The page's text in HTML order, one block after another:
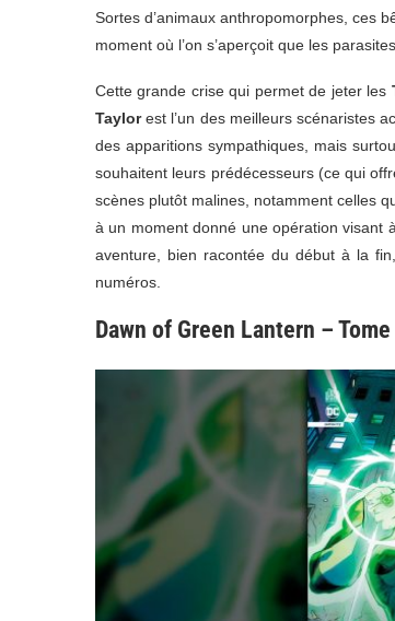
Sortes d’animaux anthropomorphes, ces
moment où l’on s’aperçoit que les
Cette grande crise qui permet de jeter les
Taylorest l’un des meilleurs scénaristes
des apparitions sympathiques, mais
souhaitent leurs prédécesseurs (ce qui
scènes plutôt malines, notamment celles
à un moment donné une opération visant
aventure, bien racontée du début à la
numéros.
Dawn of Green Lantern –